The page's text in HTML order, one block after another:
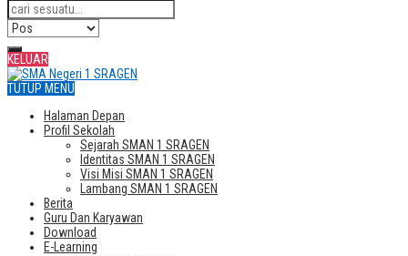
KELUAR
TUTUP MENU
Halaman Depan
Profil Sekolah
Sejarah SMAN 1 SRAGEN
Identitas SMAN 1 SRAGEN
Visi Misi SMAN 1 SRAGEN
Lambang SMAN 1 SRAGEN
Berita
Guru Dan Karyawan
Download
E-Learning